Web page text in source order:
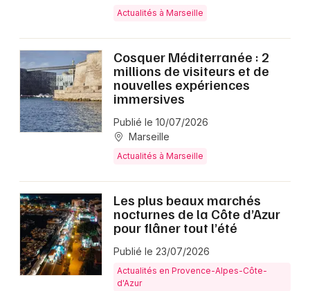
Actualités à Marseille
Cosquer Méditerranée : 2
millions de visiteurs et de
nouvelles expériences
immersives
Publié le 10/07/2026
Marseille
Actualités à Marseille
Les plus beaux marchés
nocturnes de la Côte d’Azur
pour flâner tout l’été
Publié le 23/07/2026
Actualités en Provence-Alpes-Côte-
d'Azur